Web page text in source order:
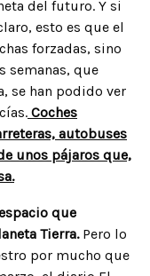
del futuro. Y si
esto es que el
forzadas, sino
semanas, que
se han podido ver
Coches
autobuses
unos pájaros que,
que
Tierra. Pero lo
por mucho que